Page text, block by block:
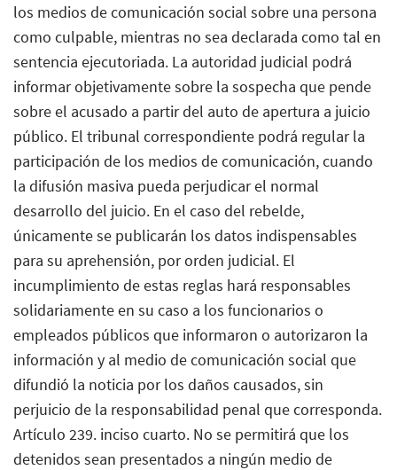
los medios de comunicación social sobre una persona
como culpable, mientras no sea declarada como tal en
sentencia ejecutoriada. La autoridad judicial podrá
informar objetivamente sobre la sospecha que pende
sobre el acusado a partir del auto de apertura a juicio
público. El tribunal correspondiente podrá regular la
participación de los medios de comunicación, cuando
la difusión masiva pueda perjudicar el normal
desarrollo del juicio. En el caso del rebelde,
únicamente se publicarán los datos indispensables
para su aprehensión, por orden judicial. El
incumplimiento de estas reglas hará responsables
solidariamente en su caso a los funcionarios o
empleados públicos que informaron o autorizaron la
información y al medio de comunicación social que
difundió la noticia por los daños causados, sin
perjuicio de la responsabilidad penal que corresponda.
Artículo 239. inciso cuarto. No se permitirá que los
detenidos sean presentados a ningún medio de